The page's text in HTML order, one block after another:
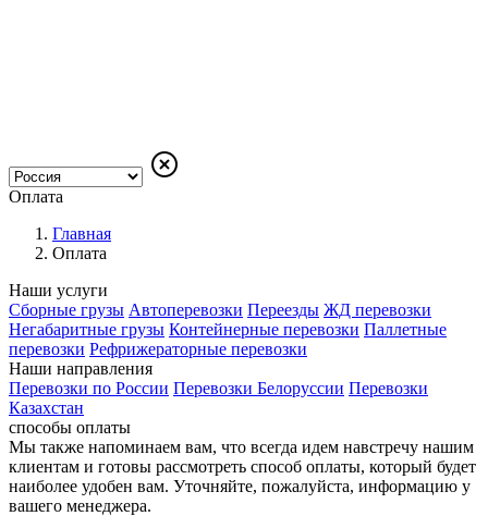
Оплата
Главная
Оплата
Наши услуги
Сборные грузы Автоперевозки Переезды ЖД перевозки
Негабаритные грузы Контейнерные перевозки Паллетные
перевозки Рефрижераторные перевозки
Наши направления
Перевозки по России Перевозки Белоруссии Перевозки
Казахстан
способы оплаты
Мы также напоминаем вам, что всегда идем навстречу нашим
клиентам и готовы рассмотреть способ оплаты, который будет
наиболее удобен вам. Уточняйте, пожалуйста, информацию у
вашего менеджера.